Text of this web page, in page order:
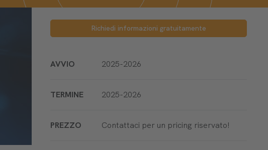
Richiedi informazioni gratuitamente
AVVIO 2025-2026
TERMINE 2025-2026
PREZZO Contattaci per un pricing riservato!